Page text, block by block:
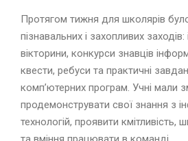
Протягом тижня для школярів
пізнавальних і захопливих заходів:
вікторини, конкурси знавців
квести, ребуси та практичні
комп’ютерних програм. Учні мали
продемонструвати свої знання з
технологій, проявити кмітливість,